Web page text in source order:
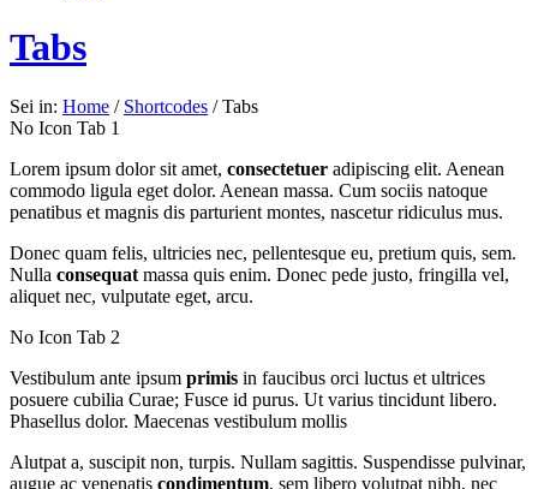
Tabs
Sei in: Home / Shortcodes / Tabs
No Icon Tab 1
Lorem ipsum dolor sit amet, consectetuer adipiscing elit. Aenean
commodo ligula eget dolor. Aenean massa. Cum sociis natoque
penatibus et magnis dis parturient montes, nascetur ridiculus mus.
Donec quam felis, ultricies nec, pellentesque eu, pretium quis, sem.
Nulla consequat massa quis enim. Donec pede justo, fringilla vel,
aliquet nec, vulputate eget, arcu.
No Icon Tab 2
Vestibulum ante ipsum primis in faucibus orci luctus et ultrices
posuere cubilia Curae; Fusce id purus. Ut varius tincidunt libero.
Phasellus dolor. Maecenas vestibulum mollis
Alutpat a, suscipit non, turpis. Nullam sagittis. Suspendisse pulvinar,
augue ac venenatis condimentum, sem libero volutpat nibh, nec